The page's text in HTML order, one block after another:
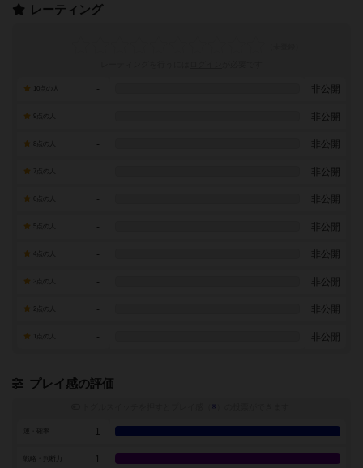
レーティング
- 非公開
- 非公開
- 非公開
7点の人 - 非公開
- 非公開
- 非公開
- 非公開
- 非公開
- 非公開
- 非公開
プレイ感の評価
※
1
1